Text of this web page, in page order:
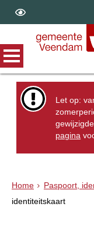
Let op:
pagina
Home Paspoort,
identiteitskaart